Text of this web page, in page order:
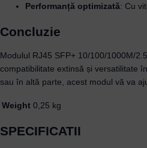
Performanță optimizată: Cu
Concluzie
Modulul RJ45 SFP+ 10/100/1000M/
compatibilitate extinsă și versatilitate
sau în altă parte, acest modul vă va
Weight 0,25 kg
SPECIFICATII